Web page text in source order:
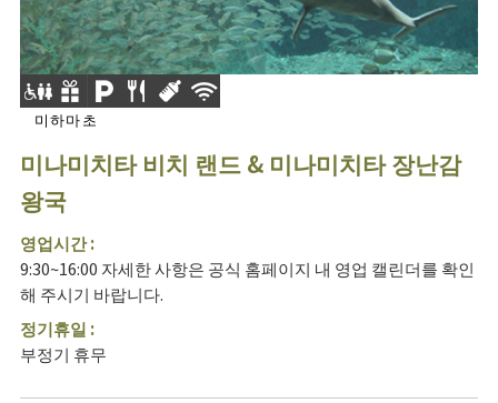
미하마초
미나미치타 비치 랜드 & 미나미치타 장난감
왕국
영업시간 :
9:30~16:00 자세한 사항은 공식 홈페이지 내 영업 캘린더를 확인
해 주시기 바랍니다.
정기휴일 :
부정기 휴무